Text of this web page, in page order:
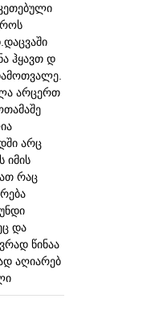
ჰყავთ დ
არცერთ
არც
იმის
რაც
და
წინაა
აღიარებ